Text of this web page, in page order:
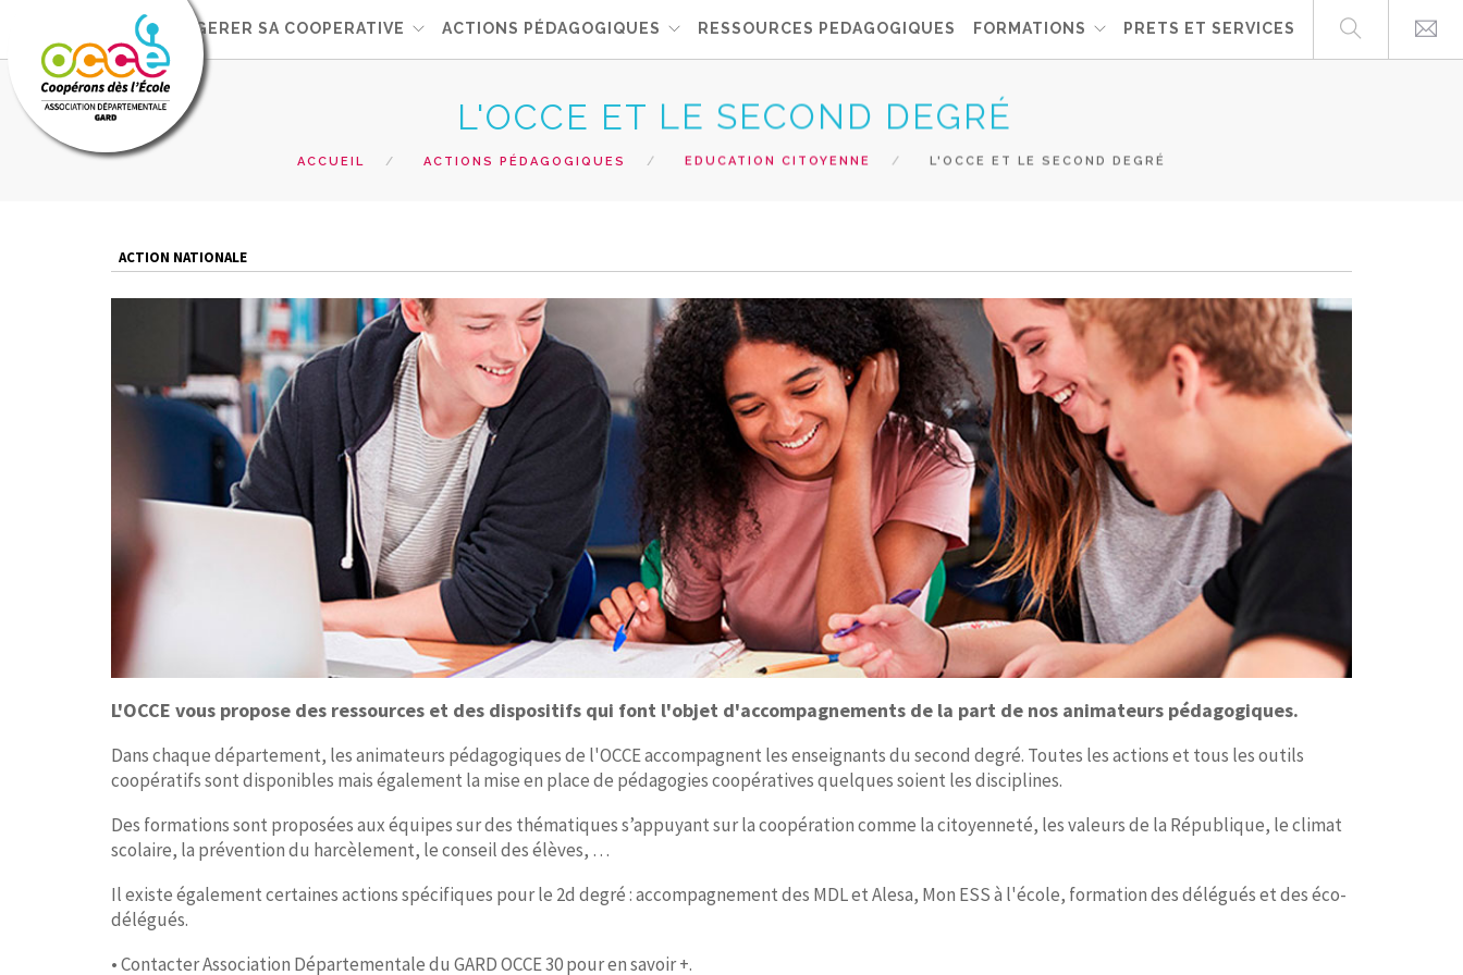
L'OCCE 30 GERER SA COOPERATIVE ACTIONS PÉDAGOGIQUES RESSOURCES PEDAGOGIQUES FORMATIONS PRETS ET SERVICES
L'OCCE ET LE SECOND DEGRÉ
ACCUEIL ACTIONS PÉDAGOGIQUES EDUCATION CITOYENNE L'OCCE ET LE SECOND DEGRÉ
ACTION NATIONALE
L'OCCE vous propose des ressources et des dispositifs qui font l'objet d'accompagnements de la part de nos animateurs pédagogiques.
Dans chaque département, les animateurs pédagogiques de l'OCCE accompagnent les enseignants du second degré. Toutes les actions et tous les outils
coopératifs sont disponibles mais également la mise en place de pédagogies coopératives quelques soient les disciplines.
Des formations sont proposées aux équipes sur des thématiques s’appuyant sur la coopération comme la citoyenneté, les valeurs de la République, le climat
scolaire, la prévention du harcèlement, le conseil des élèves, …
Il existe également certaines actions spécifiques pour le 2d degré : accompagnement des MDL et Alesa, Mon ESS à l'école, formation des délégués et des éco-
délégués.
• Contacter Association Départementale du GARD OCCE 30 pour en savoir +.